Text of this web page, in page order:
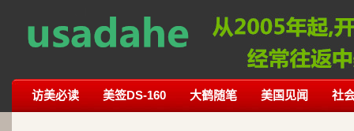
访美必读 美签DS-160 大鹤随笔 美国见闻 社